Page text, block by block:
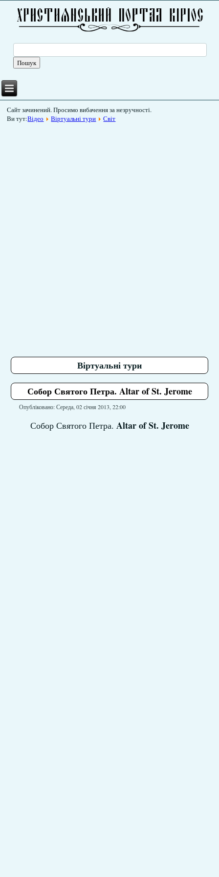
Сайт зачинений. Просимо вибачення за незручності.
Ви тут:Відео Віртуальні тури Світ
Віртуальні тури
Собор Святого Петра. Altar of St. Jerome
Опубліковано: Середа, 02 січня 2013, 22:00
Собор Святого Петра. Altar of St. Jerome